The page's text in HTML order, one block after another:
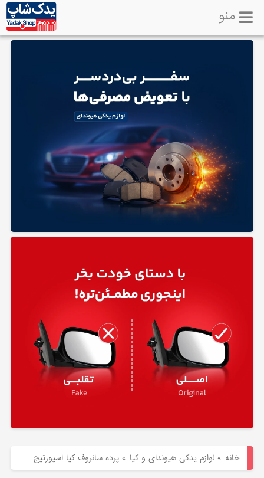
لوازم
منو
خانه »لوازم یدکی هیوندای و کیا »پرده سانروف کیا اسپورتیج